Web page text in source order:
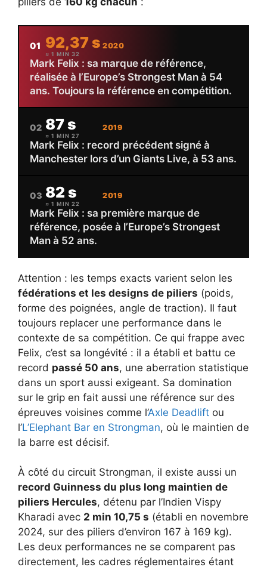
01 92,37 s
≈ 1 MIN 32
Mark Felix : sa marque de référence,
réalisée à l’Europe’s Strongest Man à 54
ans. Toujours la référence en compétition.
2020
02 87 s
≈ 1 MIN 27
Mark Felix : record précédent signé à
Manchester lors d’un Giants Live, à 53 ans.
2019
03 82 s
≈ 1 MIN 22
Mark Felix : sa première marque de
référence, posée à l’Europe’s Strongest
Man à 52 ans.
2019
Attention : les temps exacts varient selon les
fédérations et les designs de piliers (poids,
forme des poignées, angle de traction). Il faut
toujours replacer une performance dans le
contexte de sa compétition. Ce qui frappe avec
Felix, c’est sa longévité : il a établi et battu ce
record passé 50 ans, une aberration statistique
dans un sport aussi exigeant. Sa domination
sur le grip en fait aussi une référence sur des
épreuves voisines comme l’Axle Deadlift ou
l’L’Elephant Bar en Strongman, où le maintien de
la barre est décisif.
À côté du circuit Strongman, il existe aussi un
record Guinness du plus long maintien de
piliers Hercules, détenu par l’Indien Vispy
Kharadi avec 2 min 10,75 s (établi en novembre
2024, sur des piliers d’environ 167 à 169 kg).
Les deux performances ne se comparent pas
directement, les cadres réglementaires étant